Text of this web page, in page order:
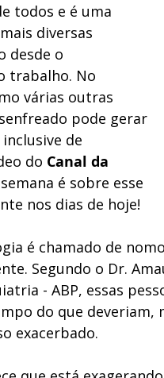
todos e é uma
diversas
desde o
trabalho. No
várias outras
pode gerar
de
do Canal da
é sobre esse
nos dias de hoje!
é chamado de
Segundo o Dr.
- ABP, essas
do que deveriam,
exacerbado.